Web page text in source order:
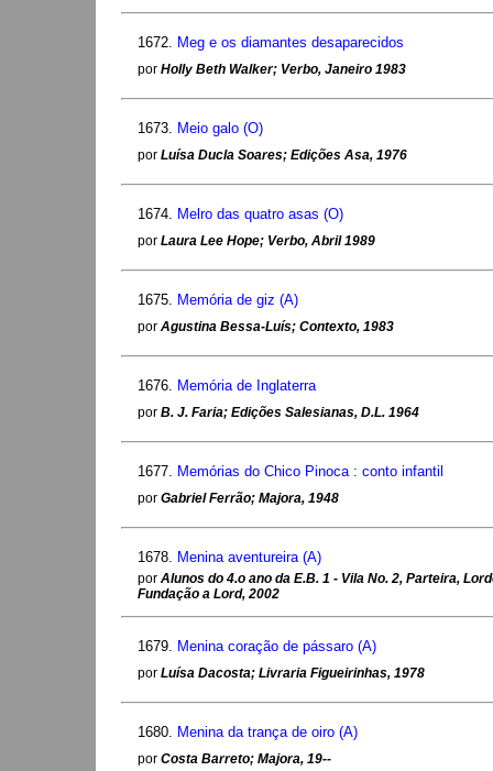
1672. Meg e os diamantes desaparecidos
por Holly Beth Walker; Verbo, Janeiro 1983
1673. Meio galo (O)
por Luísa Ducla Soares; Edições Asa, 1976
1674. Melro das quatro asas (O)
por Laura Lee Hope; Verbo, Abril 1989
1675. Memória de giz (A)
por Agustina Bessa-Luís; Contexto, 1983
1676. Memória de Inglaterra
por B. J. Faria; Edições Salesianas, D.L. 1964
1677. Memórias do Chico Pinoca : conto infantil
por Gabriel Ferrão; Majora, 1948
1678. Menina aventureira (A)
por Alunos do 4.o ano da E.B. 1 - Vila No. 2, Parteira,
Fundação a Lord, 2002
1679. Menina coração de pássaro (A)
por Luísa Dacosta; Livraria Figueirinhas, 1978
1680. Menina da trança de oiro (A)
por Costa Barreto; Majora, 19--